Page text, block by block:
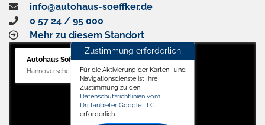
info@autohaus-soeffker.de
0 57 24 / 95 000
Mehr zu diesem Standort
Autohaus Söffker GmbH
Hannoversche Str. 34, 31688 Nienstädt
Zustimmung erforderlich
Für die Aktivierung der Karten- und
Navigationsdienste ist Ihre
Zustimmung zu den
Datenschutzrichtlinien vom
Drittanbieter Google LLC
erforderlich.